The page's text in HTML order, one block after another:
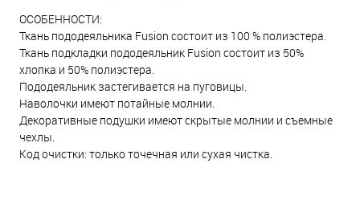
ОСОБЕННОСТИ:
Ткань пододеяльника Fusion состоит из 100 % полиэстера.
Ткань подкладки пододеяльник Fusion состоит из 50%
хлопка и 50% полиэстера.
Пододеяльник застегивается на пуговицы.
Наволочки имеют потайные молнии.
Декоративные подушки имеют скрытые молнии и съемные
чехлы.
Код очистки: только точечная или сухая чистка.